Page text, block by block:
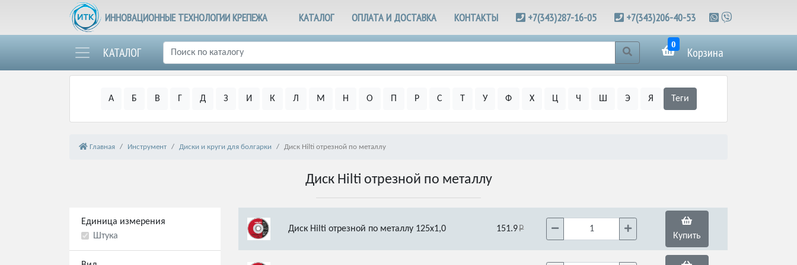
ИННОВАЦИОННЫЕ ТЕХНОЛОГИИ КРЕПЕЖА КАТАЛОГ ОПЛАТА И ДОСТАВКА КОНТАКТЫ +7(343)287-16-05 +7(343)206-40-53
КАТАЛОГ
0
Корзина
А Б В Г Д З И К Л М Н О П Р С Т У Ф Х Ц Ч Ш Э Я Теги
Главная Инструмент Диски и круги для болгарки Диск Hilti отрезной по металлу
Диск Hilti отрезной по металлу
Единица измерения
Штука
Диск Hilti отрезной по металлу 125х1,0 151.9
Купить